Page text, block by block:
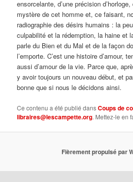
ensorcelante, d’une précision
mystère de cet homme et, ce faisant,
radiographie des désirs humains : la
culpabilité et la rédemption, la haine et
parle du Bien et du Mal et de la façon
l’emporte. C’est une histoire d’amour,
aussi d’amour de la vie. Parce que,
y avoir toujours un nouveau début, et
bonne que si nous le décidons ainsi.
Ce contenu a été publié dansCoups de
libraires@lescampette.org. Mettez-le en
Fièrement propulsé par